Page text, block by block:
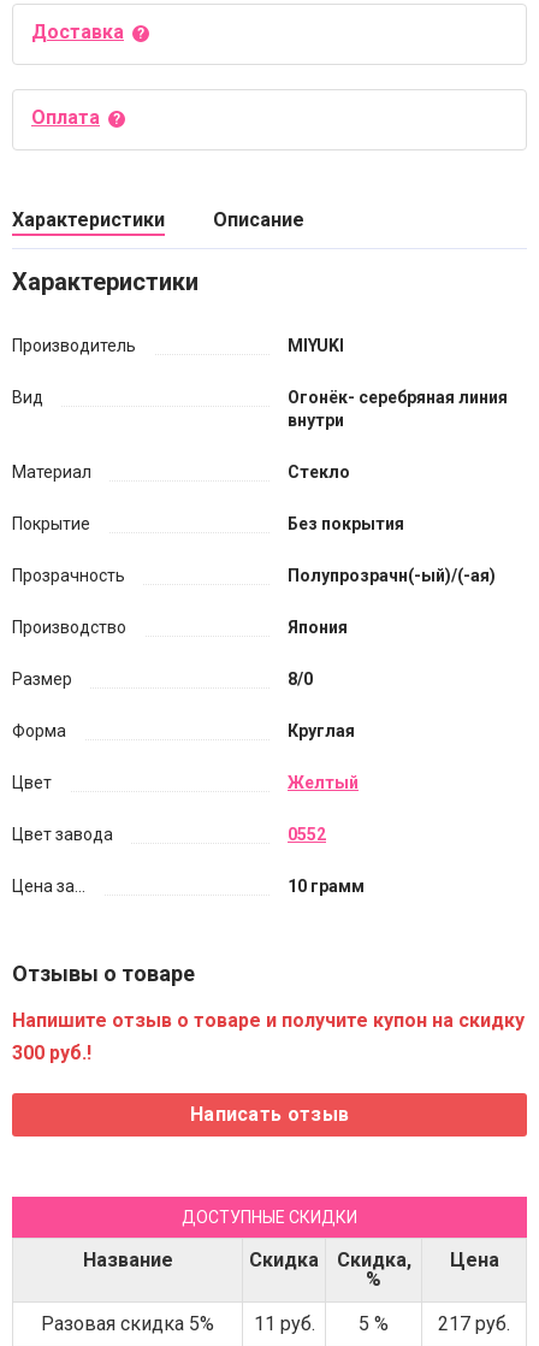
Доставка
Оплата
Характеристики Описание
Характеристики
Производитель MIYUKI
Вид
Огонёк- серебряная линия
внутри
Материал Стекло
Покрытие Без покрытия
Прозрачность Полупрозрачн(-ый)/(-ая)
Производство Япония
Размер 8/0
Форма Круглая
Цвет Желтый
Цвет завода 0552
Цена за... 10 грамм
Отзывы о товаре
Напишите отзыв о товаре и получите купон на скидку
300 руб.!
ДОСТУПНЫЕ СКИДКИ
Название Скидка
Скидка,
%
Цена
Разовая скидка 5% 11 руб. 5 %
217 руб.